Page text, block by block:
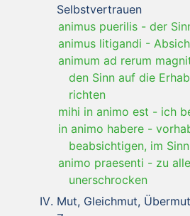
Selbstvertrauen
animus puerilis - der
animus litigandi -
animum ad rerum
den Sinn auf die
richten
mihi in animo est - ich
in animo habere -
beabsichtigen, im
animo praesenti - zu
unerschrocken
Mut, Gleichmut,